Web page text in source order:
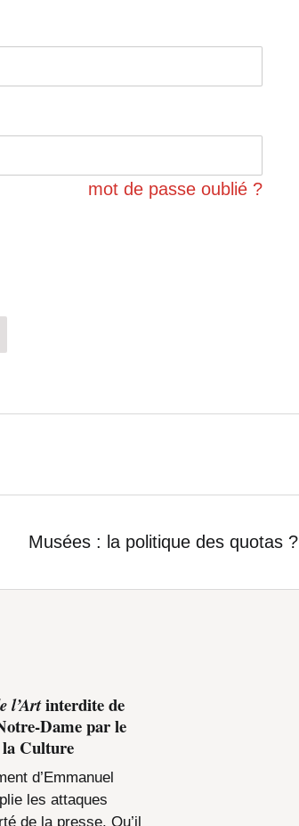
mot de passe oublié ?
Musées : la politique des quotas ?
l’Artinterdite de
Dame par le
Culture
d’Emmanuel
les attaques
de la presse. Qu’il